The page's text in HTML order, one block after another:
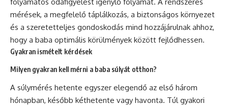
folyamatos odafigyelést igénylő folyamat. A rendszeres
mérések, a megfelelő táplálkozás, a biztonságos környezet
és a szeretetteljes gondoskodás mind hozzájárulnak ahhoz,
hogy a baba optimális körülmények között fejlődhessen.
Gyakran ismételt kérdések
Milyen gyakran kell mérni a baba súlyát otthon?
A súlymérés hetente egyszer elegendő az első három
hónapban, később kéthetente vagy havonta. Túl gyakori